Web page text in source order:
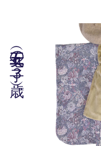
七五三（女の子３歳）